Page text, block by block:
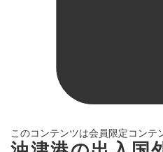
このコンテンツは会員限定コンテ